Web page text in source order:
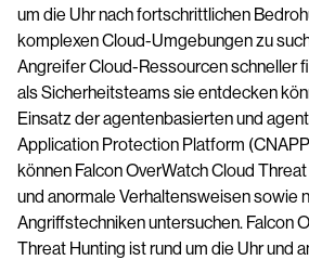
um die Uhr nach fortschrittlichen
komplexen Cloud-Umgebungen zu
Angreifer Cloud-Ressourcen schneller
als Sicherheitsteams sie entdecken
Einsatz der agentenbasierten und
Application Protection Platform
können Falcon OverWatch Cloud
und anormale Verhaltensweisen sowie
Angriffstechniken untersuchen. Falcon
Threat Hunting ist rund um die Uhr und